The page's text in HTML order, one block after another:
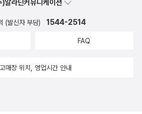
)알라딘커뮤니케이션
(발신자 부담) 1544-2514
FAQ
매장 위치, 영업시간 안내